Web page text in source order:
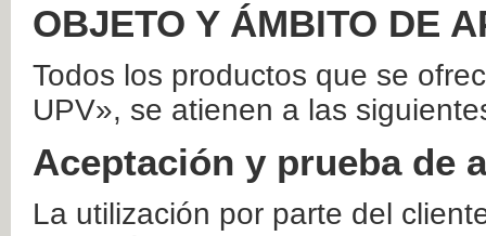
OBJETO Y ÁMBITO DE
Todos los productos que se
UPV», se atienen a las
Aceptación y prueba de
La utilización por parte del